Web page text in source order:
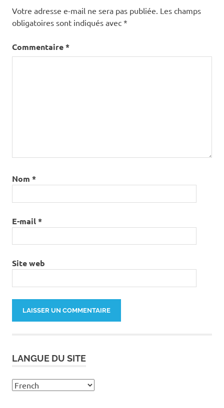
Votre adresse e-mail ne sera pas publiée. Les champs
obligatoires sont indiqués avec *
Commentaire*
Nom *
E-mail*
Site web
LANGUE DU SITE